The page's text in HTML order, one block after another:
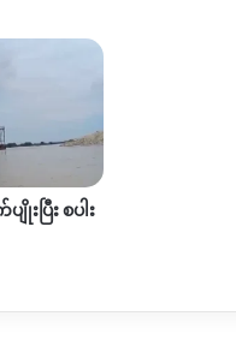
းပြီး စပါး